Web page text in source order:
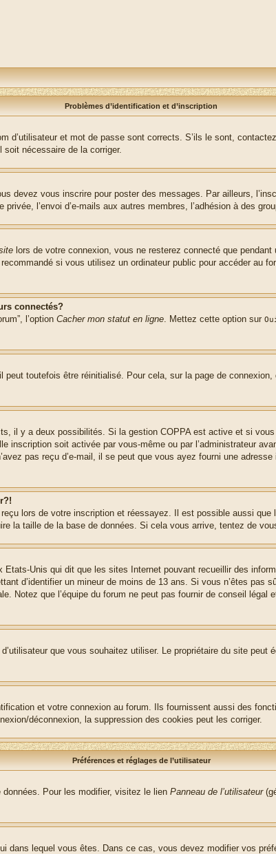
Problèmes d’identification et d’inscription
d’utilisateur et mot de passe sont corrects. S’ils le sont,
soit nécessaire de la corriger.
devez vous inscrire pour poster des messages. Par ailleurs,
l’envoi d’e-mails aux autres membres, l’adhésion à des
lors de votre connexion, vous ne resterez connecté que
si vous utilisez un ordinateur public pour accéder au
connectés?
l’option Cacher mon statut en ligne. Mettez cette option sur Oui
toutefois être réinitialisé. Pour cela, sur la page de connexion,
il y a deux possibilités. Si la gestion COPPA est active et si
soit activée par vous-même ou par l’administrateur
pas reçu d’e-mail, il se peut que vous ayez fourni une
lors de votre inscription et réessayez. Il est possible aussi
la taille de la base de données. Si cela vous arrive, tentez de
Etats-Unis qui dit que les sites Internet pouvant recueillir des
d’identifier un mineur de moins de 13 ans. Si vous n’êtes
Notez que l’équipe du forum ne peut pas fournir de conseil
que vous souhaitez utiliser. Le propriétaire du site
et votre connexion au forum. Ils fournissent aussi des
déconnexion, la suppression des cookies peut les corriger.
Préférences et réglages de l’utilisateur
Pour les modifier, visitez le lien Panneau de l’utilisateur
dans lequel vous êtes. Dans ce cas, vous devez modifier vos